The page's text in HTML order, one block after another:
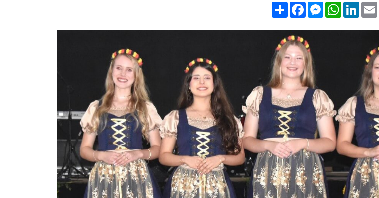
Compartilhar
FacebookMessenger
WhatsApp